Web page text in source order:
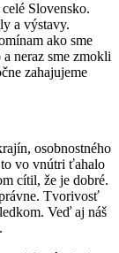
Slovensko.
a výstavy.
ako sme
neraz sme zmokli
zahajujeme
osobnostného
to vo vnútri ťahalo
cítil, že je dobré.
Tvorivosť
Veď aj náš